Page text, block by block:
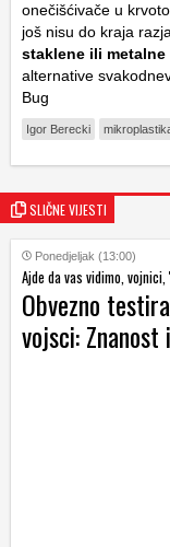
onečišćivače u
još nisu do kraja
staklene ili
alternative
Bug
Igor Berecki
SLIČNE VIJESTI
Ponedjeljak (13:00)
Ajde da vas vidimo,
Obvezno
vojsci: